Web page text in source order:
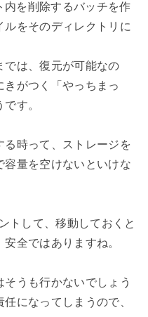
内を削除するバッチを作
ルをそのディレクトリに
では、復元が可能なの
がつく「やっちまっ
す。
る時って、ストレージを
容量を空けないといけな
トして、移動しておくと
全ではありますね。
うも行かないでしょう
になってしまうので、